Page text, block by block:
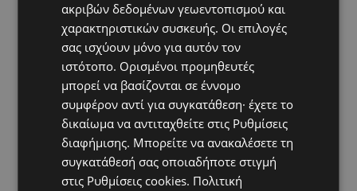
ακριβών δεδομένων γεωεντοπισμού και
χαρακτηριστικών συσκευής. Οι επιλογές
σας ισχύουν μόνο για αυτόν τον
ιστότοπο. Ορισμένοι προμηθευτές
μπορεί να βασίζονται σε έννομο
συμφέρον αντί για συγκατάθεση· έχετε το
δικαίωμα να αντιταχθείτε στις Ρυθμίσεις
διαφήμισης. Μπορείτε να ανακαλέσετε τη
συγκατάθεσή σας οποιαδήποτε στιγμή
στις Ρυθμίσεις cookies. Πολιτική